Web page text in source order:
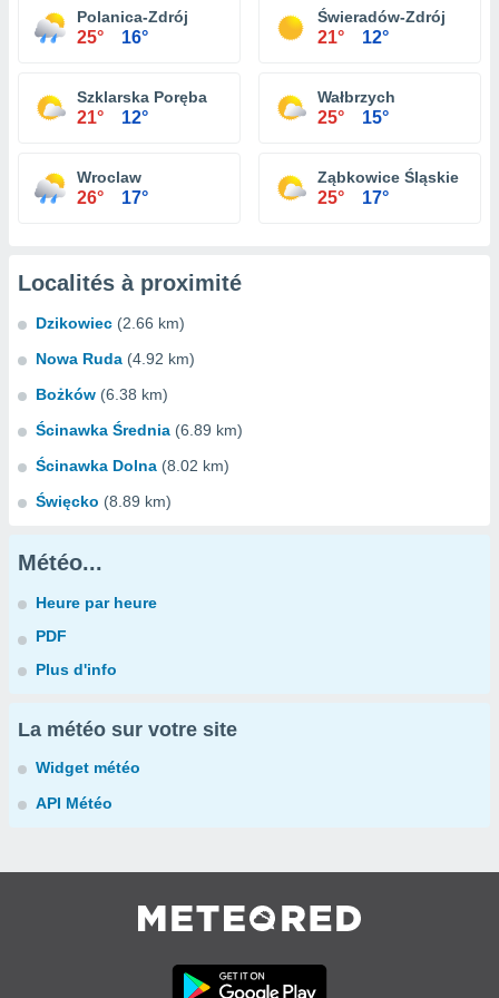
Polanica-Zdrój
25° 16°
Świeradów-Zdrój
21° 12°
Szklarska Poręba
21° 12°
Wałbrzych
25° 15°
Wroclaw
26° 17°
Ząbkowice Śląskie
25° 17°
Localités à proximité
Dzikowiec (2.66 km)
Nowa Ruda (4.92 km)
Bożków (6.38 km)
Ścinawka Średnia (6.89 km)
Ścinawka Dolna (8.02 km)
Święcko (8.89 km)
Météo...
Heure par heure
PDF
Plus d'info
La météo sur votre site
Widget météo
API Météo